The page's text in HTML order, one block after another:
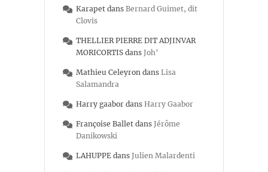
Karapet dans Bernard Guimet, dit
Clovis
THELLIER PIERRE DIT ADJINVAR
MORICORTIS dans Joh’
Mathieu Celeyron dans Lisa
Salamandra
Harry gaabor dans Harry Gaabor
Françoise Ballet dans Jérôme
Danikowski
LAHUPPE dans Julien Malardenti